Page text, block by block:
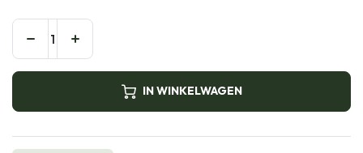
IN WINKELWAGEN